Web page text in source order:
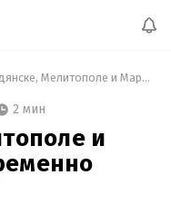
В Бердянске, Мелитополе и Мариуполе одновременно были взрывы
2 мин
и